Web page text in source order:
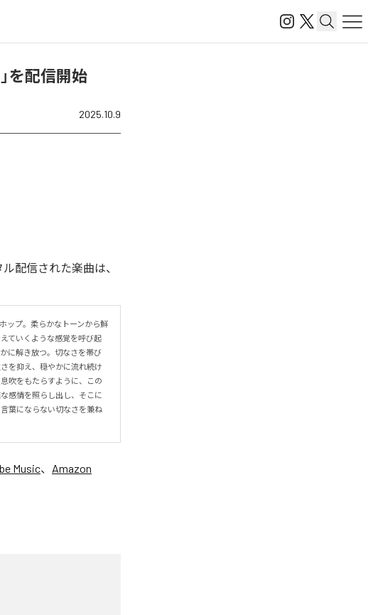
を配信開始
2025.10.9
配信された楽曲は、
ップ。柔らかなトーンから鮮
ていくような感覚を呼び起
に解き放つ。切なさを帯び
を抑え、穏やかに流れ続け
吹をもたらすように、この
感情を照らし出し、そこに
葉にならない切なさを兼ね
Music、 Amazon